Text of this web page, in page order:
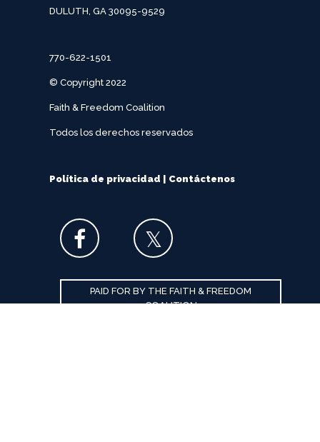
DULUTH, GA 30095-9529
770-622-1501
© Copyright 2022
Faith & Freedom Coalition
Todos los derechos reservados
Política de privacidad Contáctenos
PAID FOR BY THE FAITH & FREEDOM
COALITION